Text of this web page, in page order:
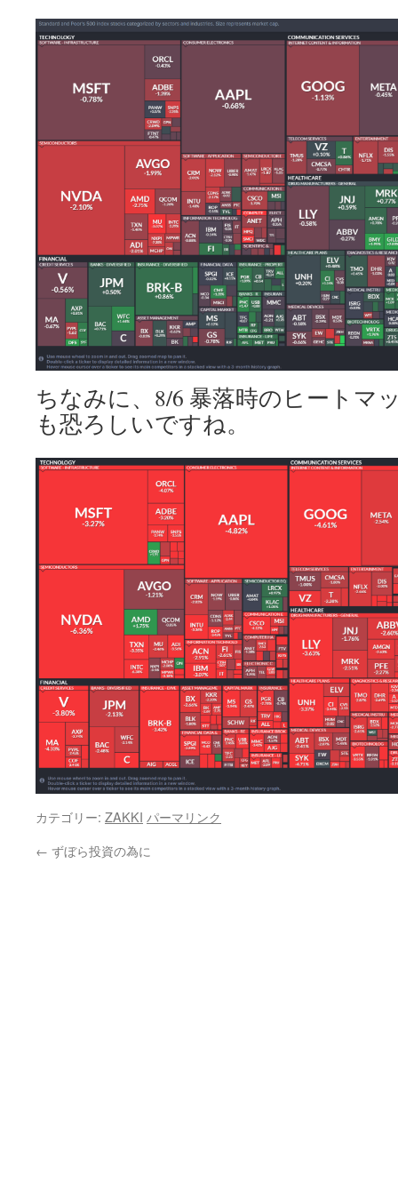
ちなみに、8/6 暴落時のヒートマ
も恐ろしいですね。
カテゴリー: ZAKKI パーマリンク
← ずぼら投資の為に